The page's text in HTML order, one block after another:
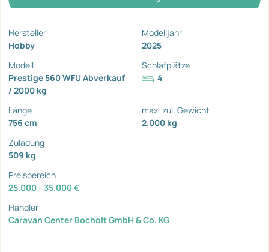
Hersteller
Hobby
Modelljahr
2025
Modell
Prestige 560 WFU Abverkauf
/ 2000 kg
Schlafplätze
4
Länge
756 cm
max. zul. Gewicht
2.000 kg
Zuladung
509 kg
Preisbereich
25.000 - 35.000 €
Händler
Caravan Center Bocholt GmbH & Co. KG